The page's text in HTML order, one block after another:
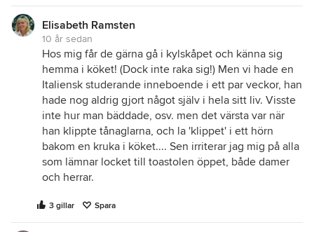
Elisabeth Ramsten
10 år sedan
Hos mig får de gärna gå i kylskåpet och känna sig
hemma i köket! (Dock inte raka sig!) Men vi hade en
Italiensk studerande inneboende i ett par veckor, han
hade nog aldrig gjort något själv i hela sitt liv. Visste
inte hur man bäddade, osv. men det värsta var när
han klippte tånaglarna, och la 'klippet' i ett hörn
bakom en kruka i köket.... Sen irriterar jag mig på alla
som lämnar locket till toastolen öppet, både damer
och herrar.
3 gillar Spara